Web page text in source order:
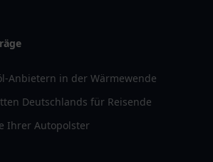
Anbietern in der Wärmewende
Deutschlands für Reisende
Ihrer Autopolster